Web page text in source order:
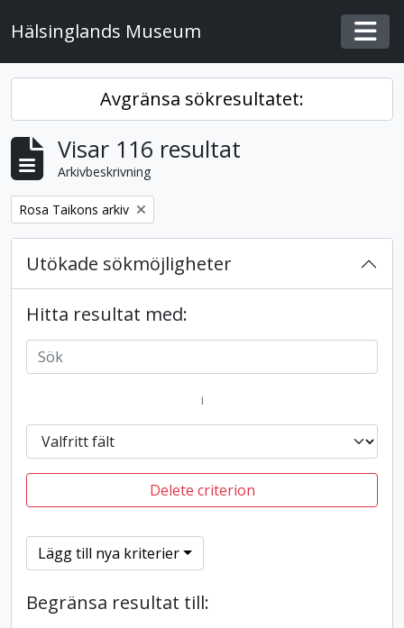
Hälsinglands Museum
Avgränsa sökresultatet:
Visar 116 resultat
Arkivbeskrivning
Remove filter:
Rosa Taikons arkiv
Utökade sökmöjligheter
Hitta resultat med:
i
Delete criterion
Lägg till nya kriterier
Begränsa resultat till: